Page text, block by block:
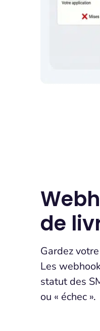
de
Gardez
Les
statut des
ou « échec ».